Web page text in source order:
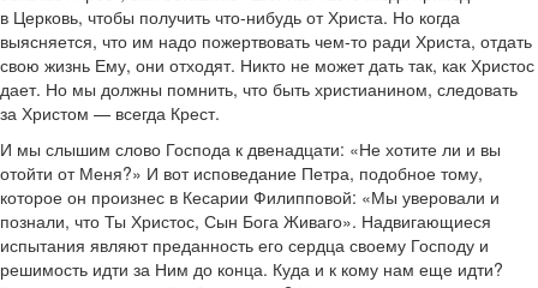
в Церковь, чтобы получить что-нибудь от Христа. Но когда
выясняется, что им надо пожертвовать чем-то ради Христа, отдать
свою жизнь Ему, они отходят. Никто не может дать так, как Христос
дает. Но мы должны помнить, что быть христианином, следовать
за Христом — всегда Крест.
И мы слышим слово Господа к двенадцати: «Не хотите ли и вы
отойти от Меня?» И вот исповедание Петра, подобное тому,
которое он произнес в Кесарии Филипповой: «Мы уверовали и
познали, что Ты Христос, Сын Бога Живаго». Надвигающиеся
испытания являют преданность его сердца своему Господу и
решимость идти за Ним до конца. Куда и к кому нам еще идти?